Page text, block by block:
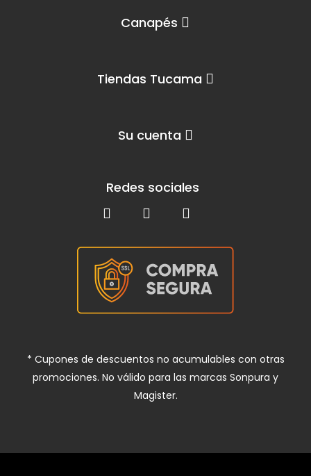
Canapés
Tiendas Tucama
Su cuenta
Redes sociales
* Cupones de descuentos no acumulables con otras
promociones. No válido para las marcas Sonpura y
Magister.